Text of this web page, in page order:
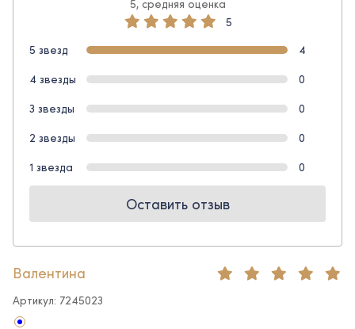
5, средняя оценка
5
5 звезд
4
4 звезды
0
3 звезды
0
2 звезды
0
1 звезда
0
Оставить отзыв
Валентина
Артикул: 7245023